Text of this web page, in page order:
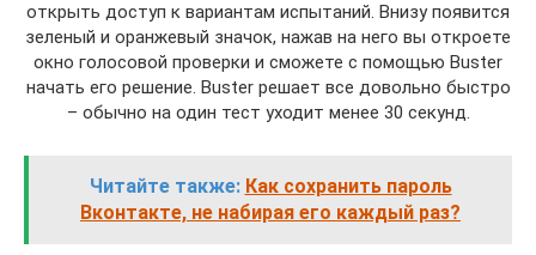
открыть доступ к вариантам испытаний. Внизу появится
зеленый и оранжевый значок, нажав на него вы откроете
окно голосовой проверки и сможете с помощью Buster
начать его решение. Buster решает все довольно быстро
– обычно на один тест уходит менее 30 секунд.
Читайте также: Как сохранить пароль
Вконтакте, не набирая его каждый раз?